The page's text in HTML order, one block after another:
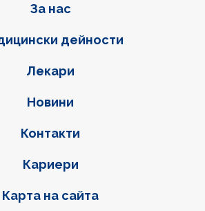
За нас
дейности
Лекари
Новини
Контакти
Кариери
Карта на сайта